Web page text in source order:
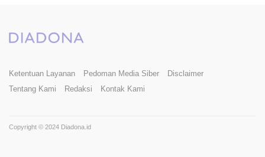
Ketentuan Layanan Pedoman Media Siber
Disclaimer
Tentang Kami
Redaksi Kontak Kami
Copyright © 2024 Diadona.id